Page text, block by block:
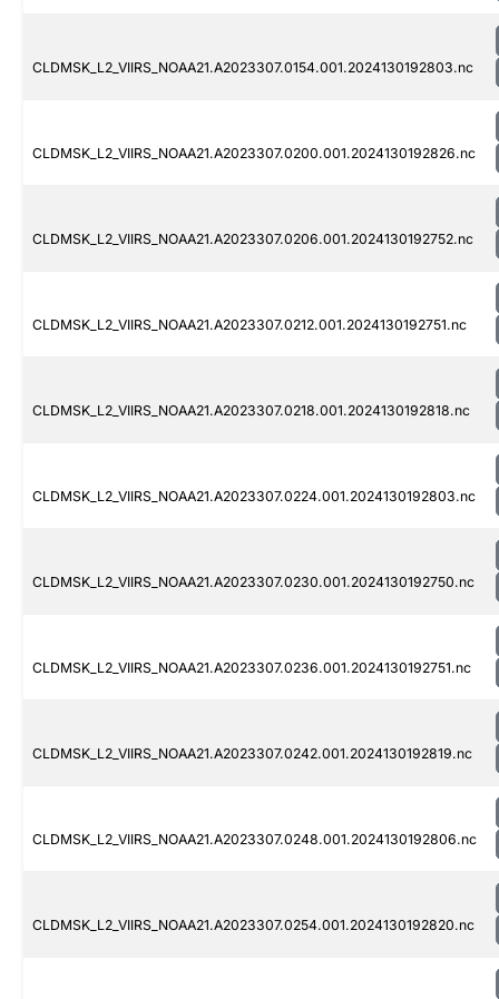
CLDMSK_L2_VIIRS_NOAA21.A2023307.0154.001.2024130192803.nc
CLDMSK_L2_VIIRS_NOAA21.A2023307.0200.001.2024130192826.nc
CLDMSK_L2_VIIRS_NOAA21.A2023307.0206.001.2024130192752.nc
CLDMSK_L2_VIIRS_NOAA21.A2023307.0212.001.2024130192751.nc
CLDMSK_L2_VIIRS_NOAA21.A2023307.0218.001.2024130192818.nc
CLDMSK_L2_VIIRS_NOAA21.A2023307.0224.001.2024130192803.nc
CLDMSK_L2_VIIRS_NOAA21.A2023307.0230.001.2024130192750.nc
CLDMSK_L2_VIIRS_NOAA21.A2023307.0236.001.2024130192751.nc
CLDMSK_L2_VIIRS_NOAA21.A2023307.0242.001.2024130192819.nc
CLDMSK_L2_VIIRS_NOAA21.A2023307.0248.001.2024130192806.nc
CLDMSK_L2_VIIRS_NOAA21.A2023307.0254.001.2024130192820.nc